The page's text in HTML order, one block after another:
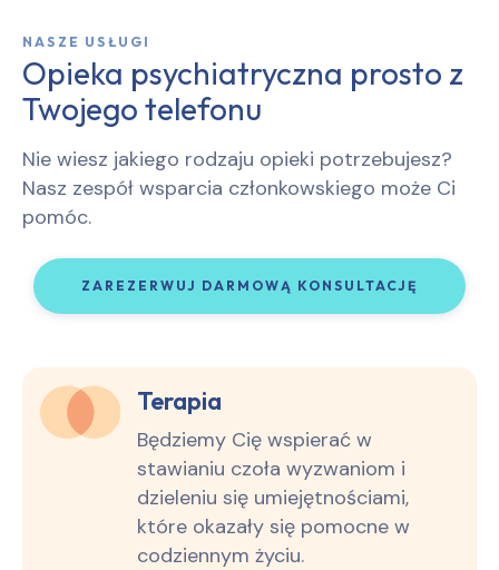
NASZE USŁUGI
Opieka psychiatryczna prosto z
Twojego telefonu
Nie wiesz jakiego rodzaju opieki potrzebujesz?
Nasz zespół wsparcia członkowskiego może Ci
pomóc.
ZAREZERWUJ DARMOWĄ KONSULTACJĘ
Terapia
Będziemy Cię wspierać w
stawianiu czoła wyzwaniom i
dzieleniu się umiejętnościami,
które okazały się pomocne w
codziennym życiu.